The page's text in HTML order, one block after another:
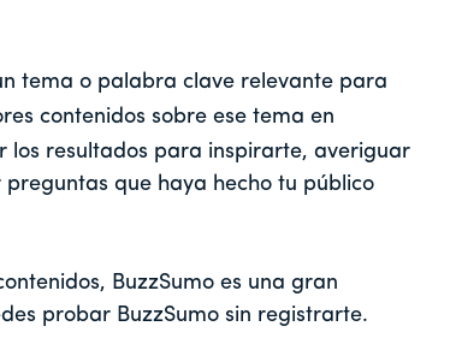
tema o palabra clave relevante para
contenidos sobre ese tema en
los resultados para inspirarte, averiguar
que haya hecho tu público
BuzzSumo es una gran
probar BuzzSumo sin registrarte.